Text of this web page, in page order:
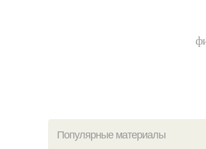
Популярные материалы